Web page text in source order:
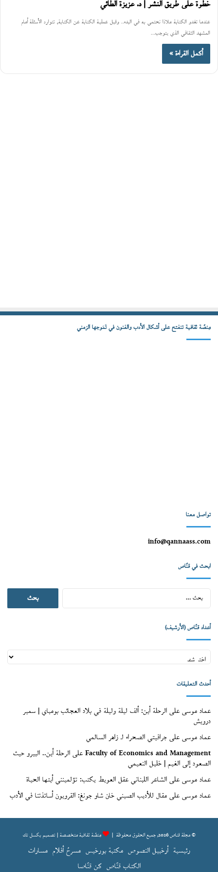
خطوة على طريق النشر | د. عزيزة الطائي
عندما تغدو الكتابة ملاذا نحتمي به في البدء.. وقبل عملية الكتابة عن الكتابة، تتوارد الأسئلة أمام
المشهد الثقافي الذي يتوجب…
أكمل القراءة »
مِنصّة ثقافية تنفتح على أشكال الأدب والفنون في تَمَوجها الزمني
تواصل معنا
info@qannaass.com
ابحث في قنّاص
البحث
عن:
أعداد قنّاص (الأرشيف)
أعداد
قنّاص
أحدث التعليقات
عماد موسىعلىالرحلة أين: ألف ليلة وليلة في بلاد العجائب بومباي | سمير
درويش
عماد موسىعلىجرافيتي الصحراء لـ زاهر السالمي
Faculty of Economics and Managementعلىالرحلة أين.. البيرو حيث
الصعود إلى الغيم | خليل النعيمي
عماد موسىعلىالشاعر اللبناني عقل العويط يكتب: تؤلمينني أيتها الحياة
عماد موسىعلىمقال للأديب الصيني خان شاو جونغ: القرويون أساتذتنا في الأدب
© مجلة قناص 2026, جميع الحقوق محفوظة | مِنصّة ثقافية متخصصة | تصميمبكسل تك
رئيسية أرخبيل النصوص مكتبة بورخيس مسرحُ أفلام مسارات
الكتاب قنّاص كن قنّاصا